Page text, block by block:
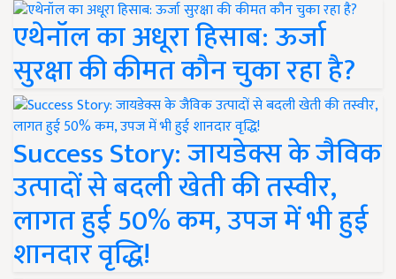
एथेनॉल का अधूरा हिसाब: ऊर्जा
सुरक्षा की कीमत कौन चुका रहा है?
Success Story: जायडेक्स के जैविक
उत्पादों से बदली खेती की तस्वीर,
लागत हुई 50% कम, उपज में भी हुई
शानदार वृद्धि!